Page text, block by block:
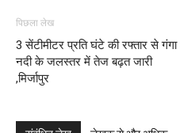
पिछला लेख
3 सेंटीमीटर प्रति घंटे की रफ्तार से गंगा
नदी के जलस्तर में तेज बढ़त जारी
,मिर्जापुर